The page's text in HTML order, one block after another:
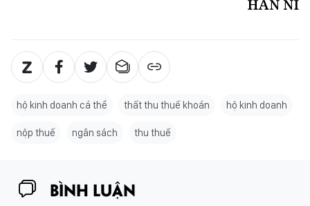
HÀN NI
hộ kinh doanh cá thể thất thu thuế khoán hộ kinh doanh
nộp thuế ngân sách thu thuế
BÌNH LUẬN